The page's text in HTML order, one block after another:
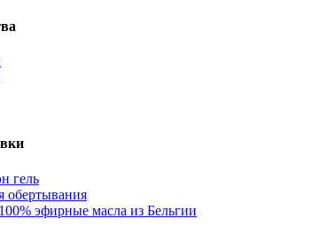
гель
обертывания
эфирные масла из Бельгии